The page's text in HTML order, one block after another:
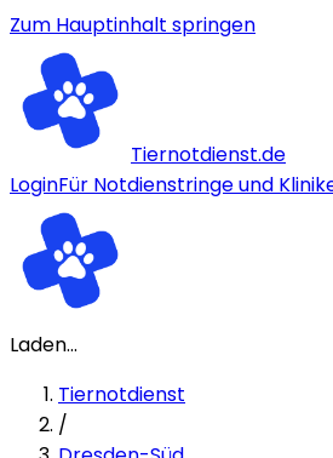
Zum Hauptinhalt springen
Tiernotdienst.de
LoginFür Notdienstringe und
Laden...
Tiernotdienst
/